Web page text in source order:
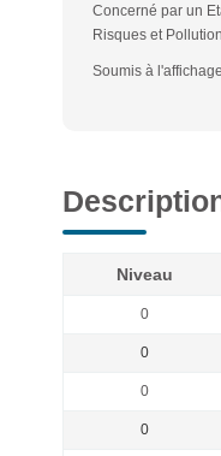
Concerné par un
Risques et
Soumis à
Niveau
0
0
0
0